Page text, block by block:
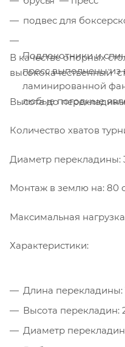
подвес для
Подлокотники и
пресс выполнены из
ламинированной
любые погодные
В качестве опорных
высококачественный
Высота до
Количество хватов
Диаметр перекладины:
Монтаж в землю на: 80
Максимальная
Характеристики:
Длина перекладины:
Высота перекладин:
Диаметр